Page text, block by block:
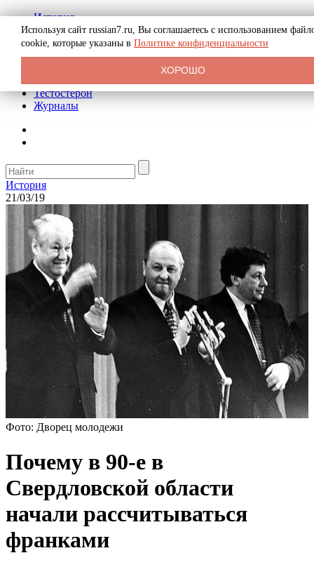
История
Биография
Криминал
Реклама на сайте
Тестостерон
Журналы
История
21/03/19
Фото: Дворец молодежи
Почему в 90-е в
Свердловской области
начали рассчитываться
франками
Используя сайт russian7.ru, Вы соглашаетесь с использованием
cookie, которые указаны в Политике конфиденциальности
ХОРОШО